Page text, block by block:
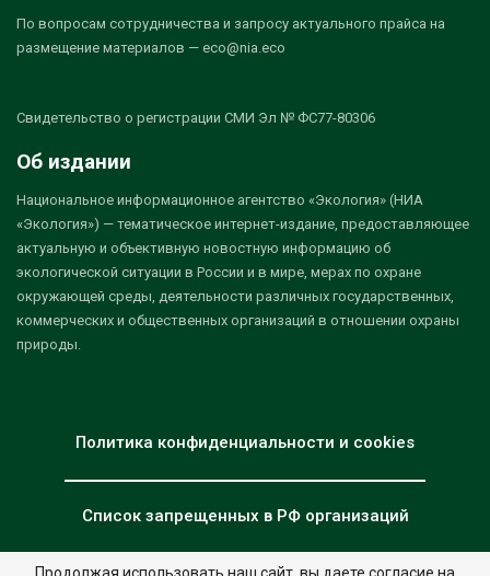
По вопросам сотрудничества и запросу актуального прайса на
размещение материалов — eco@nia.eco
Свидетельство о регистрации СМИ Эл № ФС77-80306
Об издании
Национальное информационное агентство «Экология» (НИА
«Экология») — тематическое интернет-издание, предоставляющее
актуальную и объективную новостную информацию об
экологической ситуации в России и в мире, мерах по охране
окружающей среды, деятельности различных государственных,
коммерческих и общественных организаций в отношении охраны
природы.
Политика конфиденциальности и cookies
Список запрещенных в РФ организаций